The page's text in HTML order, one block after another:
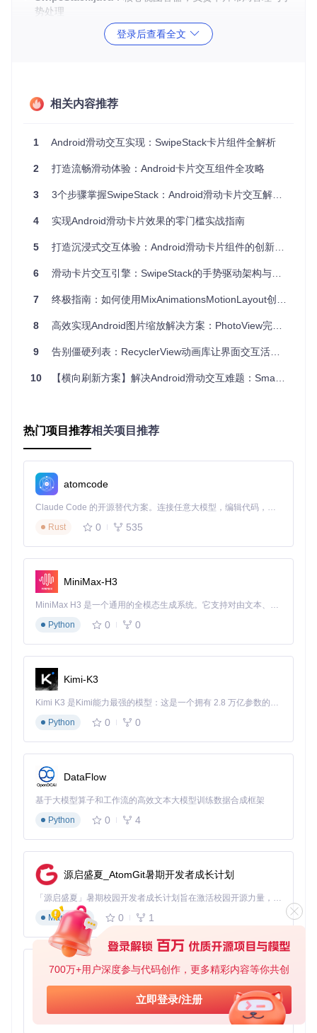
700万+用户深度参与代码创作，更多精彩内容等你共创
立即登录/注册
势处理
SwipeHelper.java：手势检测与滑动逻辑处理
AnimationUtils.java：提供卡片动画效果支持
关键技术参数
allowed_swipe_
directions
左右
根据场
景选择
设置允许的滑动
ion
ms
0ms
长
stack_size 3 2-5
可见卡片堆叠数
量
stack_spacing
12dp 8-16dp 卡片之间的间距
stack_rotation 8度 5-15度
卡片堆叠时的最
大旋转角度
滑动过程中的旋
零基础集成指南：从配置到运行
1. 环境配置与依赖添加
dependencies {
2. 布局文件设计
创建包含SwipeStack的布局文件，注意设置父容器的clipChild
ren属性为false：
<?xml version="1.0" encoding="utf-8"?>
<FrameLayout
xmlns:android=
android:layout_width="match_parent"
android:layout_height
android:id
android:layout_height=
"400dp"
android:padding
</FrameLayout>
3. 适配器实现
创建自定义适配器提供卡片数据：
public class CardStackAdapter extends BaseAdapter {
private
private LayoutInflater mInflater;
public CardStackAdapter(Context context,
        mCardItems = items;
        mInflater = LayoutInflater.from(context);
    }
@Override
mCardItems.size();
登录后查看全文
相关内容推荐
1 Android滑动交互实现：SwipeStack卡片组件全解析
2 打造流畅滑动体验：Android卡片交互组件全攻略
3 3个步骤掌握SwipeStack：Android滑动卡片交互解决方案
4 实现Android滑动卡片效果的零门槛实战指南
5 打造沉浸式交互体验：Android滑动卡片组件的创新实践
6 滑动卡片交互引擎：SwipeStack的手势驱动架构与移动端场景落地
7 终极指南：如何使用MixAnimationsMotionLayout创建惊艳的Android动画效果
8 高效实现Android图片缩放解决方案：PhotoView完全指南
9 告别僵硬列表：RecyclerView动画库让界面交互活起来
10 【横向刷新方案】解决Android滑动交互难题：SmartRefreshHorizontal的创新实践
热门项目推荐相关项目推荐
atomcode
Claude Code 的开源替代方案。连接任意大模型，编辑代码，运行命令，自动验证 — 全自动执行。用 Rust 构建，极致性能。 ｜ An open-source alternative to Claude Code. Connect any LLM, edit code, run commands, and verify changes — autonomously. Built in Rust for speed. Get Started
Rust
0 535
MiniMax-H3
MiniMax H3 是一个通用的全模态生成系统。它支持对由文本、图像、视频和音频组成的多模态上下文进行统一理解，并能生成分辨率高达 2K、时长可达 15 秒的带原生立体声音频的视频。得益于面向任务泛化的系统设计，H3 在预训练阶段就已具备广泛的多模态上下文理解与生成能力，能够出色地执行复杂的多模态指令。
Python
0 0
Kimi-K3
Kimi K3 是Kimi能力最强的模型：这是一个拥有 2.8 万亿参数的混合专家（MoE）模型，具备原生视觉理解能力，并支持 100 万 token 的上下文窗口。
Python
0 0
DataFlow
基于大模型算子和工作流的高效文本大模型训练数据合成框架
Python
0 4
源启盛夏_AtomGit暑期开发者成长计划
「源启盛夏」暑期校园开发者成长计划旨在激活校园开源力量，通过积分激励、认证扶持、资源倾斜等形式，引导高校组织和开发者完成「入驻 — 建项目 — 做贡献 — 获认证 — 得资源」的完整闭环。无论你是想带领社团入驻平台的组织者，还是希望用代码贡献证明自己的开发者，都能在这里找到属于你的成长路径。
Markdown
0 1
py-xiaozhi
基于Python的Xiaozhi AI，适用于想要完整Xiaozhi体验而无需拥有专用硬件的用户。
Python
0 1